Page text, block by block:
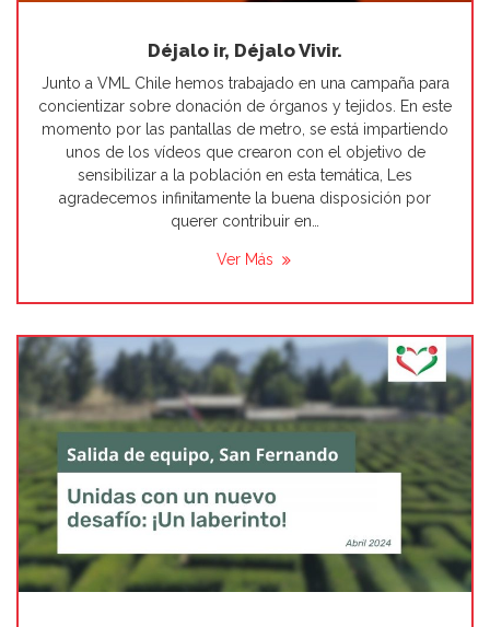
Déjalo ir, Déjalo Vivir.
Junto a VML Chile hemos trabajado en una campaña para
concientizar sobre donación de órganos y tejidos. En este
momento por las pantallas de metro, se está impartiendo
unos de los vídeos que crearon con el objetivo de
sensibilizar a la población en esta temática, Les
agradecemos infinitamente la buena disposición por
querer contribuir en…
Ver Más